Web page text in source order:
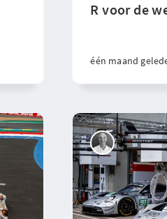
R voor de
één maand